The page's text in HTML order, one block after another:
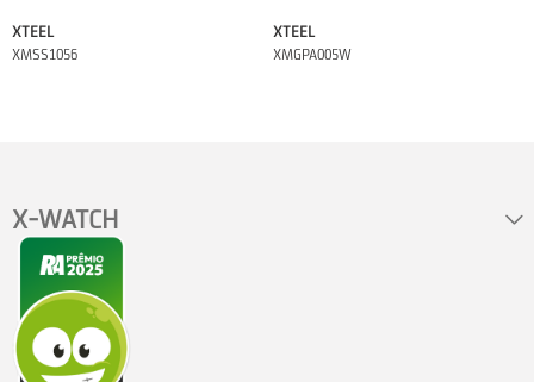
XTEEL
XMSS1056
XTEEL
XMGPA005W
X-WATCH